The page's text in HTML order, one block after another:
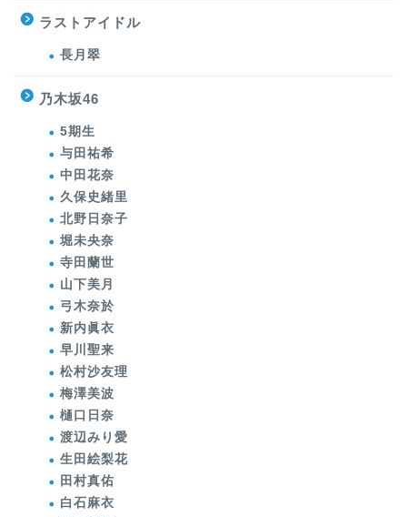
ラストアイドル
長月翠
乃木坂46
5期生
与田祐希
中田花奈
久保史緒里
北野日奈子
堀未央奈
寺田蘭世
山下美月
弓木奈於
新内眞衣
早川聖来
松村沙友理
梅澤美波
樋口日奈
渡辺みり愛
生田絵梨花
田村真佑
白石麻衣